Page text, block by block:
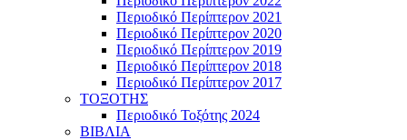
Περιοδικό Περίπτερον 2021
Περιοδικό Περίπτερον 2020
Περιοδικό Περίπτερον 2019
Περιοδικό Περίπτερον 2018
Περιοδικό Περίπτερον 2017
ΤΟΞΟΤΗΣ
Περιοδικό Τοξότης 2024
ΒΙΒΛΙΑ